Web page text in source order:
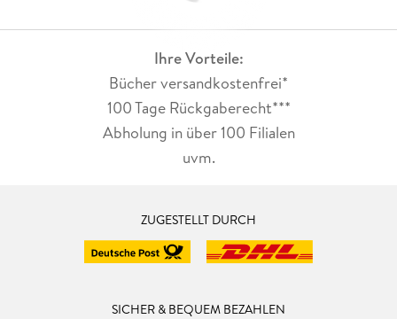
Ihre Vorteile:
Bücher versandkostenfrei*
100 Tage Rückgaberecht***
Abholung in über 100 Filialen
uvm.
ZUGESTELLT DURCH
SICHER & BEQUEM BEZAHLEN